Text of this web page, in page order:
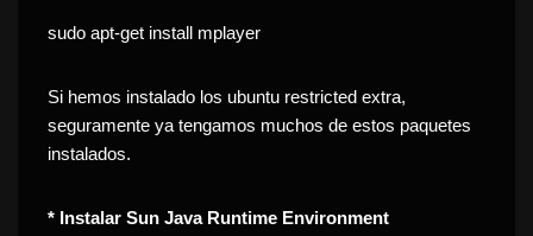
sudo apt-get install mplayer
Si hemos instalado los ubuntu restricted extra,
seguramente ya tengamos muchos de estos paquetes
instalados.
* Instalar Sun Java Runtime Environment